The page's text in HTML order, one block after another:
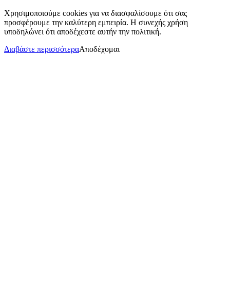
Χρησιμοποιούμε cookies για να διασφαλίσουμε ότι σας
προσφέρουμε την καλύτερη εμπειρία. Η συνεχής χρήση
υποδηλώνει ότι αποδέχεστε αυτήν την πολιτική.
Διαβάστε περισσότεραΑποδέχομαι